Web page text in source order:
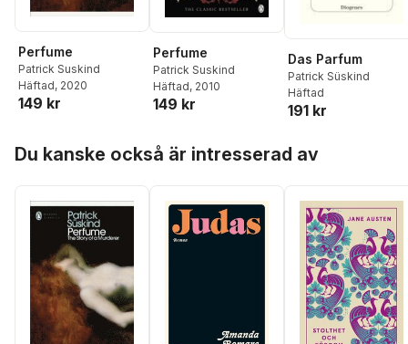
Perfume
Patrick Suskind
Häftad, 2020
149 kr
Perfume
Patrick Suskind
Häftad, 2010
149 kr
Das Parfum
Patrick Süskind
Häftad
191 kr
Du kanske också är intresserad av